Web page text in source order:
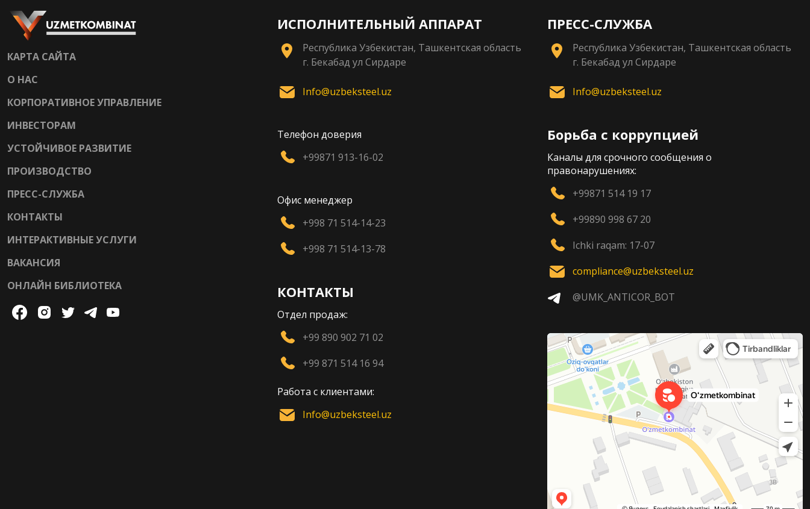
КАРТА САЙТА
О НАС
КОРПОРАТИВНОЕ УПРАВЛЕНИЕ
ИНВЕСТОРАМ
УСТОЙЧИВОЕ РАЗВИТИЕ
ПРОИЗВОДСТВО
ПРЕСС-СЛУЖБА
КОНТАКТЫ
ИНТЕРАКТИВНЫЕ УСЛУГИ
ВАКАНСИЯ
ОНЛАЙН БИБЛИОТЕКА
ИСПОЛНИТЕЛЬНЫЙ АППАРАТ
Республика Узбекистан, Ташкентская область
г. Бекабад ул Сирдаре
Info@uzbeksteel.uz
Телефон доверия
+99871 913-16-02
Офис менеджер
+998 71 514-14-23
+998 71 514-13-78
КОНТАКТЫ
Отдел продаж:
+99 890 902 71 02
+99 871 514 16 94
Работа с клиентами:
Info@uzbeksteel.uz
ПРЕСС-СЛУЖБА
Республика Узбекистан, Ташкентская область
г. Бекабад ул Сирдаре
Info@uzbeksteel.uz
Борьба с коррупцией
Каналы для срочного сообщения о
правонарушениях:
+99871 514 19 17
+99890 998 67 20
Ichki raqam: 17-07
compliance@uzbeksteel.uz
@UMK_ANTICOR_BOT